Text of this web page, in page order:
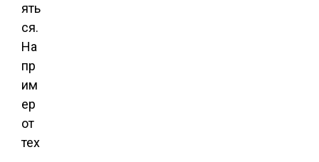
ять
ся.
На
пр
им
ер
от
тех